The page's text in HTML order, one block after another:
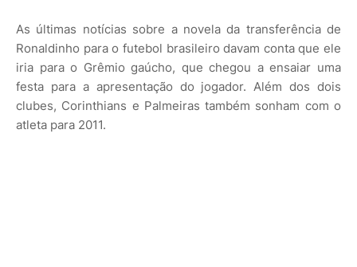
As últimas notícias sobre a novela da transferência de
Ronaldinho para o futebol brasileiro davam conta que ele
iria para o Grêmio gaúcho, que chegou a ensaiar uma
festa para a apresentação do jogador. Além dos dois
clubes, Corinthians e Palmeiras também sonham com o
atleta para 2011.